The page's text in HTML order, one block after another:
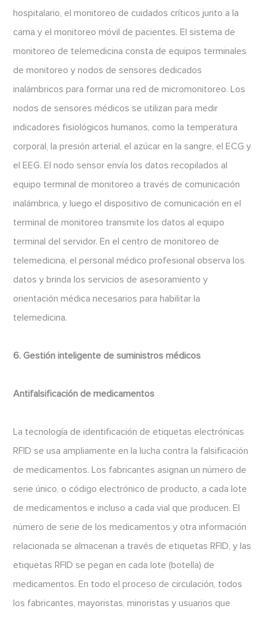
hospitalario, el monitoreo de cuidados críticos junto a la
cama y el monitoreo móvil de pacientes. El sistema de
monitoreo de telemedicina consta de equipos terminales
de monitoreo y nodos de sensores dedicados
inalámbricos para formar una red de micromonitoreo. Los
nodos de sensores médicos se utilizan para medir
indicadores fisiológicos humanos, como la temperatura
corporal, la presión arterial, el azúcar en la sangre, el ECG y
el EEG. El nodo sensor envía los datos recopilados al
equipo terminal de monitoreo a través de comunicación
inalámbrica, y luego el dispositivo de comunicación en el
terminal de monitoreo transmite los datos al equipo
terminal del servidor. En el centro de monitoreo de
telemedicina, el personal médico profesional observa los
datos y brinda los servicios de asesoramiento y
orientación médica necesarios para habilitar la
telemedicina.
6. Gestión inteligente de suministros médicos
Antifalsificación de medicamentos
La tecnología de identificación de etiquetas electrónicas
RFID se usa ampliamente en la lucha contra la falsificación
de medicamentos. Los fabricantes asignan un número de
serie único, o código electrónico de producto, a cada lote
de medicamentos e incluso a cada vial que producen. El
número de serie de los medicamentos y otra información
relacionada se almacenan a través de etiquetas RFID, y las
etiquetas RFID se pegan en cada lote (botella) de
medicamentos. En todo el proceso de circulación, todos
los fabricantes, mayoristas, minoristas y usuarios que